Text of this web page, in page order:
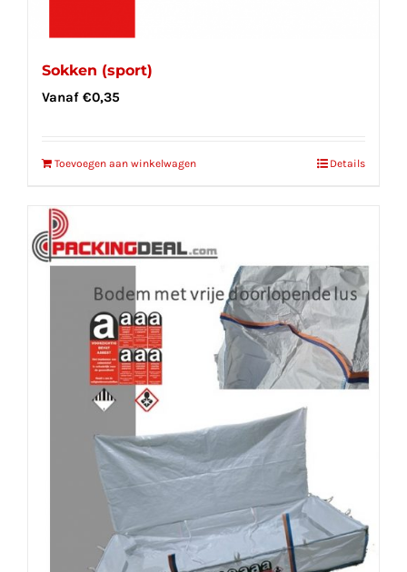
Sokken (sport)
Vanaf €0,35
Toevoegen aan winkelwagen Details